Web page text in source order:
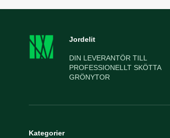
Jordelit
DIN LEVERANTÖR TILL
PROFESSIONELLT SKÖTTA
GRÖNYTOR
Kategorier